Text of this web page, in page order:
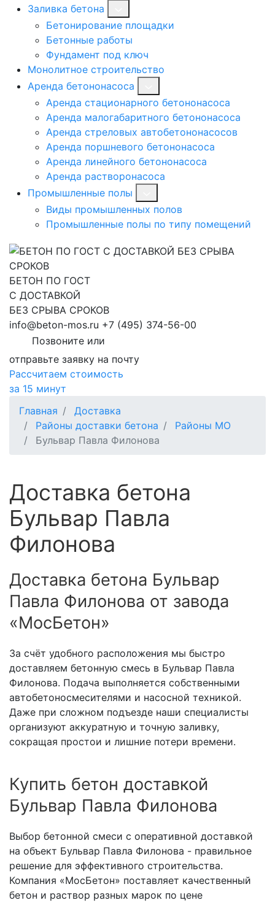
Заливка бетона
Бетонирование площадки
Бетонные работы
Фундамент под ключ
Монолитное строительство
Аренда бетононасоса
Аренда стационарного бетононасоса
Аренда малогабаритного бетононасоса
Аренда стреловых автобетононасосов
Аренда поршневого бетононасоса
Аренда линейного бетононасоса
Аренда растворонасоса
Промышленные полы
Виды промышленных полов
Промышленные полы по типу помещений
БЕТОН ПО ГОСТ
С ДОСТАВКОЙ
БЕЗ СРЫВА СРОКОВ
info@beton-mos.ru +7 (495) 374-56-00
Позвоните или
отправьте заявку на почту
Рассчитаем стоимость
за 15 минут
Главная
Доставка
Районы доставки бетона
Районы МО
Бульвар Павла Филонова
Доставка бетона
Бульвар Павла
Филонова
Доставка бетона Бульвар
Павла Филонова от завода
«МосБетон»
За счёт удобного расположения мы быстро
доставляем бетонную смесь в Бульвар Павла
Филонова. Подача выполняется собственными
автобетоносмесителями и насосной техникой.
Даже при сложном подъезде наши специалисты
организуют аккуратную и точную заливку,
сокращая простои и лишние потери времени.
Купить бетон доставкой
Бульвар Павла Филонова
Выбор бетонной смеси с оперативной доставкой
на объект Бульвар Павла Филонова - правильное
решение для эффективного строительства.
Компания «МосБетон» поставляет качественный
бетон и раствор разных марок по цене